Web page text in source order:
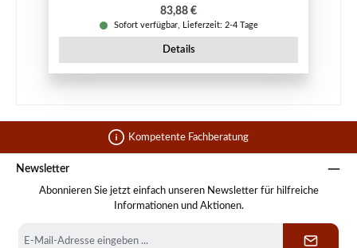
Regulärer Preis:
83,88 €
Sofort verfügbar, Lieferzeit: 2-4 Tage
Details
Kompetente Fachberatung
Newsletter
Abonnieren Sie jetzt einfach unseren Newsletter für hilfreiche
Informationen und Aktionen.
Mail-